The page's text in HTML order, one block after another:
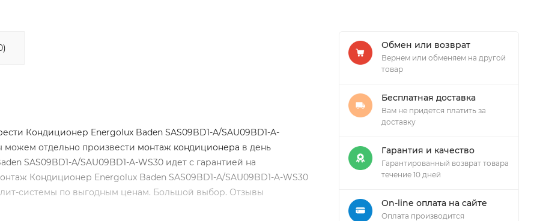
Кондиционер Energolux Baden SAS09BD1-A/SAU09BD1-A-
можем отдельно произвести монтаж кондиционера в день
SAS09BD1-A/SAU09BD1-A-WS30 идет с гарантией на
Кондиционер Energolux Baden SAS09BD1-A/SAU09BD1-A-WS30
системы по выгодным ценам. Большой выбор. Отзывы
Обмен или возврат
Вернем или обменяем на другой
товар
Бесплатная доставка
Вам не придется платить за
доставку
Гарантия и качество
Гарантированный возврат товара
течение 10 дней
On-line оплата на сайте
Оплата производится